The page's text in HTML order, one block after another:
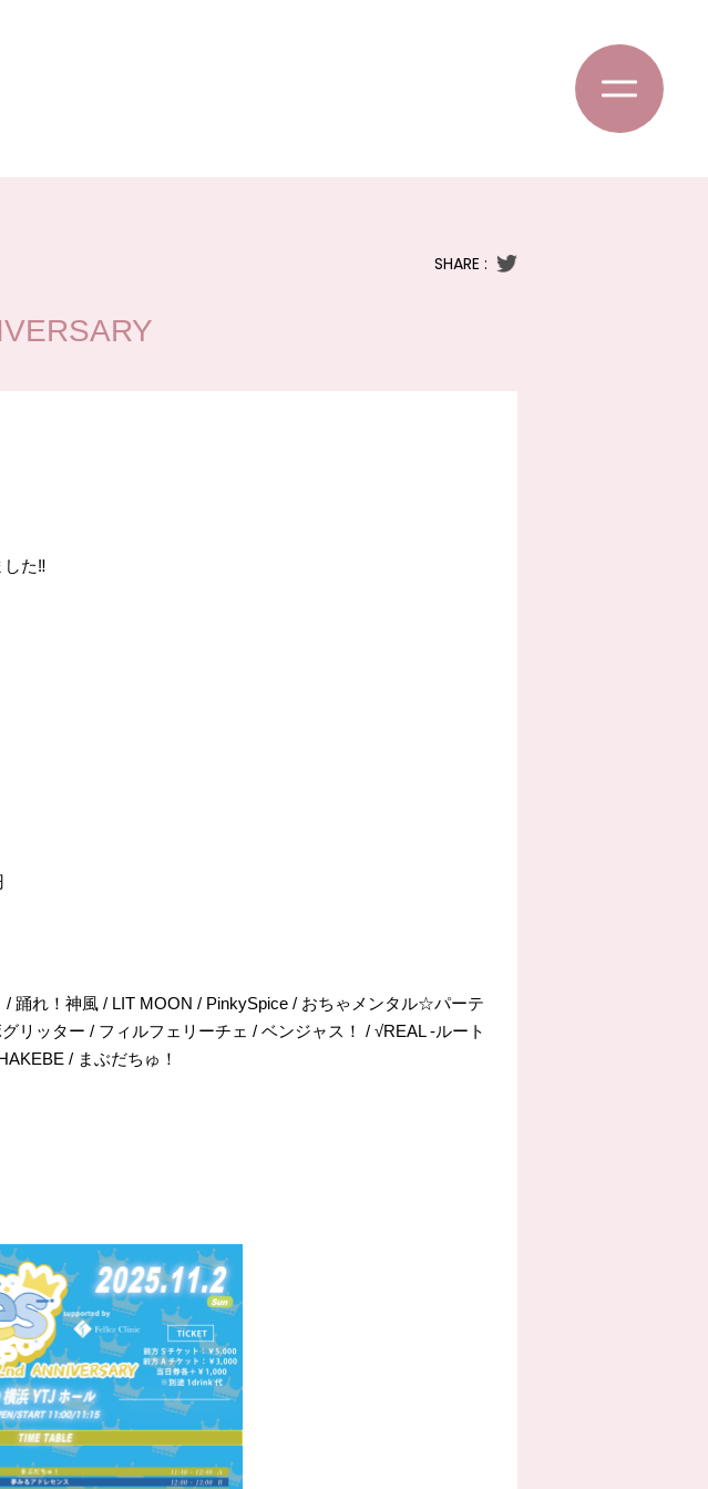
SHARE :
した‼️
踊れ！神風 / LIT MOON / PinkySpice / おちゃメンタル☆パーテ
リッター / フィルフェリーチェ / ベンジャス！ / √REAL -ルート
/ まぶだちゅ！